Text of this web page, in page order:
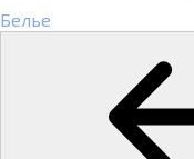
Белье